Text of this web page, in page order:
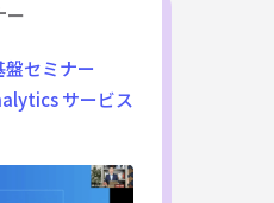
ー
盤セミナー
サービス